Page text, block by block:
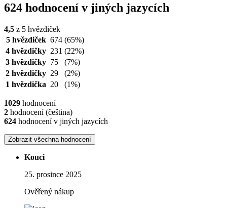
624 hodnocení v jiných jazycích
4,5 z 5 hvězdiček
5 hvězdiček 674 (65%)
4 hvězdičky 231 (22%)
3 hvězdičky 75
(7%)
2 hvězdičky 29
(2%)
1 hvězdička 20 (1%)
1029 hodnocení
2 hodnocení (čeština)
624 hodnocení v jiných jazycích
Zobrazit všechna hodnocení
Kouci
25. prosince 2025
Ověřený nákup